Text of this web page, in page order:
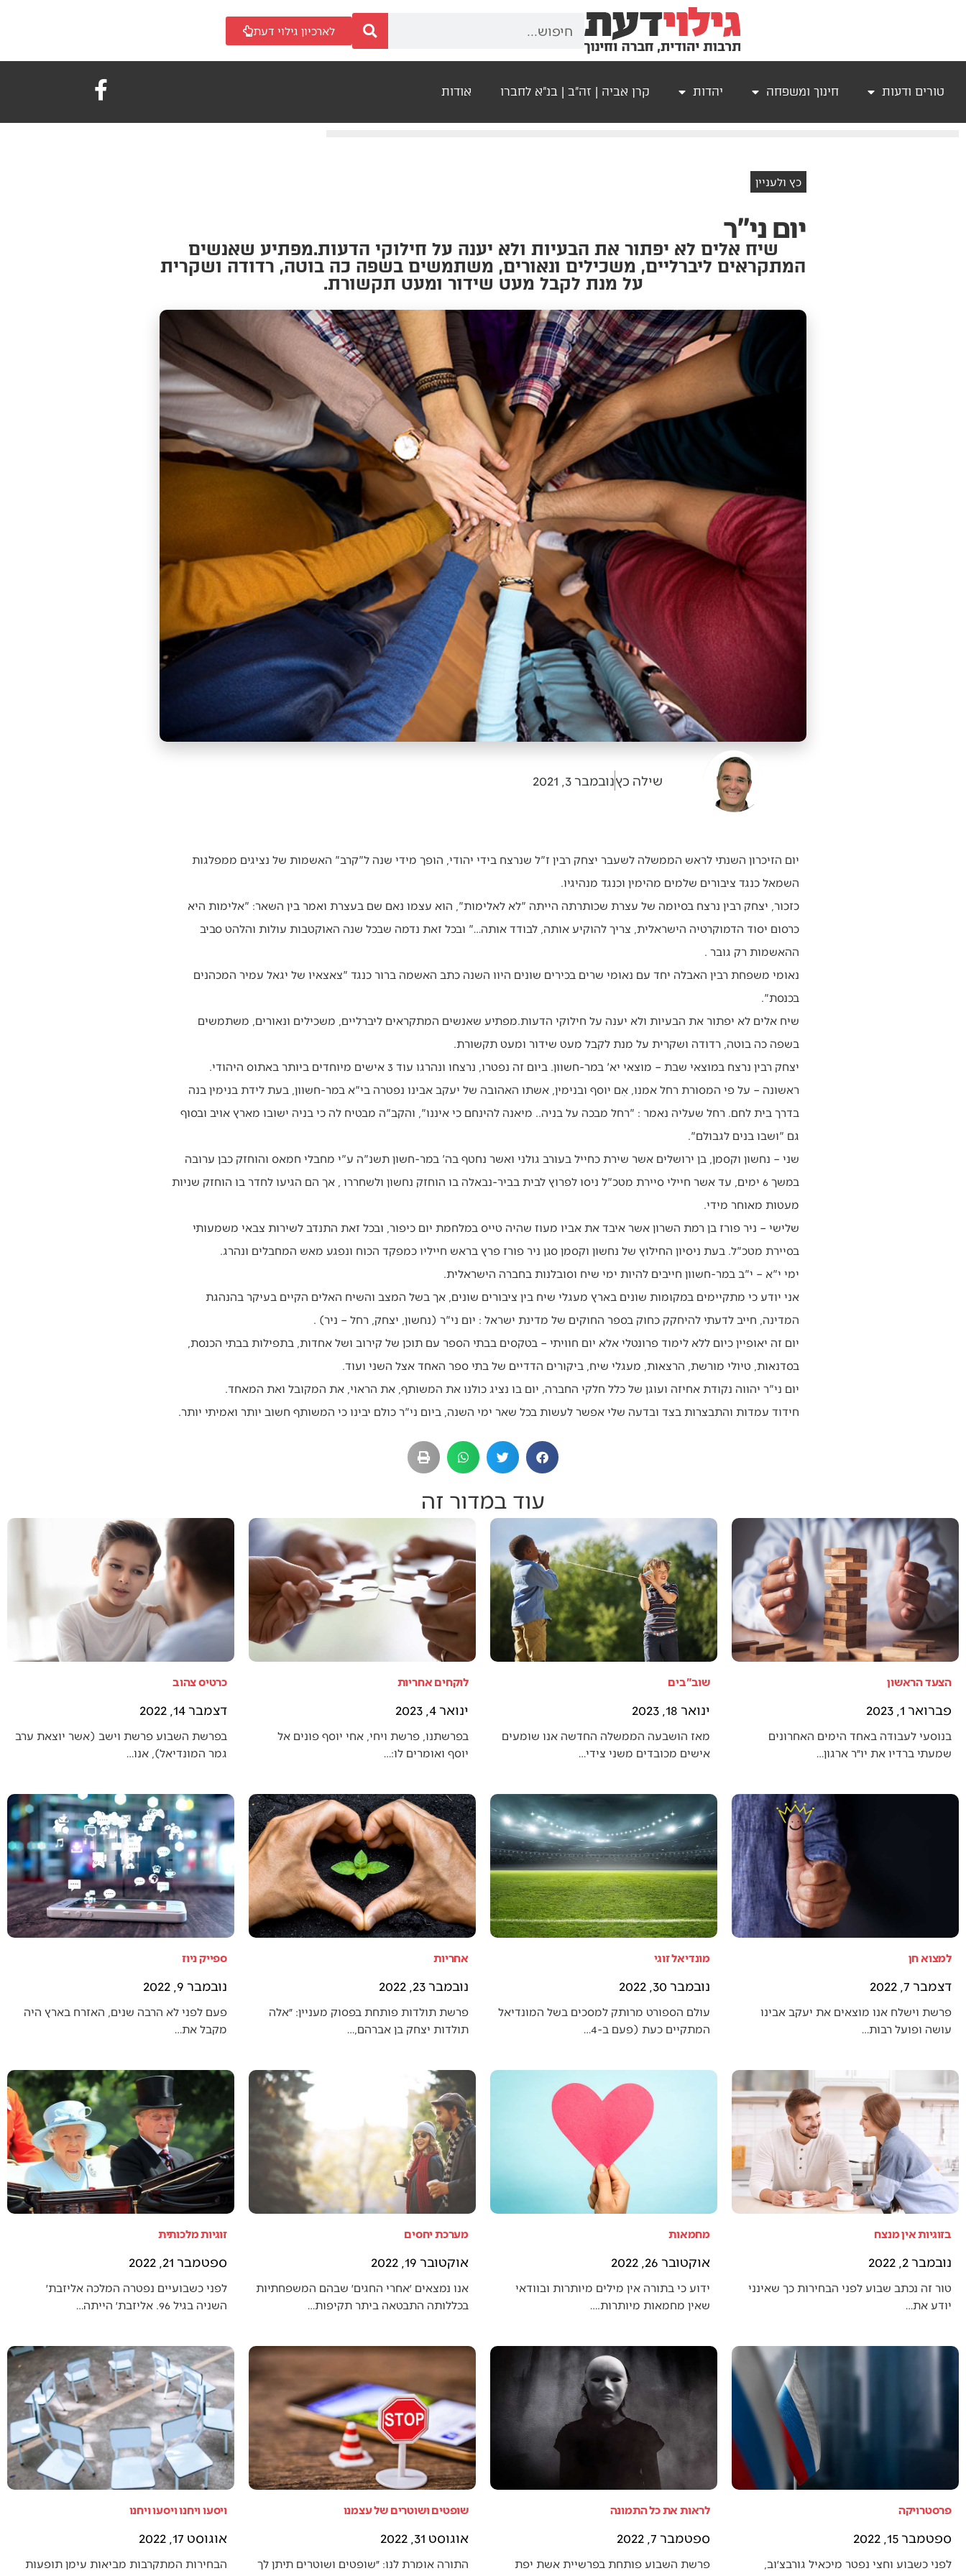
לארכיון גילוי דעת
טורים ודעות חינוך ומשפחה יהדות קרן אביה | זה"ב | בנ"א לחברו אודות
כץ ולעניין
יום ני"ר
שיח אלים לא יפתור את הבעיות ולא יענה על חילוקי הדעות.מפתיע שאנשים
המתקראים ליברליים, משכילים ונאורים, משתמשים בשפה כה בוטה, רדודה ושקרית
על מנת לקבל מעט שידור ומעט תקשורת.
שילה כץנובמבר 3, 2021
יום הזיכרון השנתי לראש הממשלה לשעבר יצחק רבין ז"ל שנרצח בידי יהודי, הופך מידי שנה ל"קרב" האשמות של נציגים ממפלגות
השמאל כנגד ציבורים שלמים מהימין וכנגד מנהיגיו.
כזכור, יצחק רבין נרצח בסיומה של עצרת שכותרתה הייתה "לא לאלימות", הוא עצמו נאם שם בעצרת ואמר בין השאר: "אלימות היא
כרסום יסוד הדמוקרטיה הישראלית, צריך להוקיע אותה, לבודד אותה…" ובכל זאת נדמה שבכל שנה האוקטבות עולות והלהט סביב
ההאשמות רק גובר .
נאומי משפחת רבין האבלה יחד עם נאומי שרים בכירים שונים היוו השנה כתב האשמה ברור כנגד "צאצאיו של יגאל עמיר המכהנים
בכנסת".
שיח אלים לא יפתור את הבעיות ולא יענה על חילוקי הדעות.מפתיע שאנשים המתקראים ליברליים, משכילים ונאורים, משתמשים
בשפה כה בוטה, רדודה ושקרית על מנת לקבל מעט שידור ומעט תקשורת.
יצחק רבין נרצח במוצאי שבת – מוצאי יא' במר-חשוון. ביום זה נפטרו, נרצחו ונהרגו עוד 3 אישים מיוחדים ביותר באתוס היהודי.
ראשונה – על פי המסורת רחל אמנו, אֵם יוסף ובנימין, אשתו האהובה של יעקב אבינו נפטרה בי"א במר-חשוון, בעת לידת בנימין בנה
בדרך בית לחם. רחל שעליה נאמר : "רחל מבכה על בניה.. מיאנה להינחם כי איננו", והקב"ה מבטיח לה כי בניה ישובו מארץ אויב ובסוף
גם "ושבו בנים לגבולם".
שני – נחשון וקסמן, בן ירושלים אשר שירת כחייל בעורב גולני ואשר נחטף בה' במר-חשון תשנ"ה ע"י מחבלי חמאס והוחזק כבן ערובה
במשך 6 ימים, עד אשר חיילי סיירת מטכ"ל ניסו לפרוץ לבית בביר-נבאלה בו הוחזק נחשון ולשחררו , אך הם הגיעו לחדר בו הוחזק שניות
מעטות מאוחר מידי.
שלישי – ניר פורז בן רמת השרון אשר איבד את אביו מעוז שהיה טייס במלחמת יום כיפור, ובכל זאת התנדב לשירות צבאי משמעותי
בסיירת מטכ"ל. בעת ניסיון החילוץ של נחשון וקסמן סגן ניר פורז פרץ בראש חייליו כמפקד הכוח ונפגע מאש המחבלים ונהרג.
ימי י"א – י"ב במר-חשוון חייבים להיות ימי שיח וסובלנות בחברה הישראלית.
אני יודע כי מתקיימים במקומות שונים בארץ מעגלי שיח בין ציבורים שונים, אך בשל המצב והשיח האלים הקיים בעיקר בהנהגת
המדינה, חייב לדעתי להיחקק כחוק בספר החוקים של מדינת ישראל : יום ני"ר (נחשון, יצחק, רחל – ניר) .
יום זה יאופיין כיום ללא לימוד פרונטלי אלא יום חוויתי – בטקסים בבתי הספר עם תוכן של קירוב ושל אחדות, בתפילות בבתי הכנסת,
בסדנאות, טיולי מורשת, הרצאות, מעגלי שיח, ביקורים הדדיים של בתי ספר האחד אצל השני ועוד.
יום ני"ר יהווה נקודת אחיזה ועוגן של כלל חלקי החברה, יום בו נציג כולנו את המשותף, את הראוי, את המקובל ואת המאחד.
חידוד עמדות והתבצרות בצד ובדעה שלי אפשר לעשות בכל שאר ימי השנה, ביום ני"ר כולם יבינו כי המשותף חשוב יותר ואמיתי יותר.
עוד במדור זה
הצעד הראשון
פברואר 1, 2023
בנוסעי לעבודה באחד הימים האחרונים
שמעתי ברדיו את יו״ר ארגון…
שוב"בים
ינואר 18, 2023
מאז הושבעה הממשלה החדשה אנו שומעים
אישים מכובדים משני צידי…
לוקחים אחריות
ינואר 4, 2023
בפרשתנו, פרשת ויחי, אחי יוסף פונים אל
יוסף ואומרים לו:…
כרטיס צהוב
דצמבר 14, 2022
בפרשת השבוע פרשת וישב (אשר יוצאת ערב
גמר המונדיאל), אנו…
למצוא חן
דצמבר 7, 2022
פרשת וישלח אנו מוצאים את יעקב אבינו
עושה ופועל רבות…
מונדיאל זוגי
נובמבר 30, 2022
עולם הספורט מרותק למסכים בשל המונדיאל
המתקיים כעת (פעם ב-4…
אחריות
נובמבר 23, 2022
פרשת תולדות פותחת בפסוק מעניין: ״אלה
תולדות יצחק בן אברהם,…
ספייק ניוז
נובמבר 9, 2022
פעם לפני לא הרבה שנים, האזרח בארץ היה
מקבל את…
בזוגיות אין מנצח
נובמבר 2, 2022
טור זה נכתב שבוע לפני הבחירות כך שאינני
יודע את…
מחמאות
אוקטובר 26, 2022
ידוע כי בתורה אין מילים מיותרות ובוודאי
שאין מחמאות מיותרות.…
מערכת יחסים
אוקטובר 19, 2022
אנו נמצאים ׳אחרי החגים׳ שבהם המשפחתיות
בכללותה התבטאה ביתר תקיפות…
זוגיות מלכותית
ספטמבר 21, 2022
לפני כשבועיים נפטרה המלכה אליזבת׳
השניה בגיל 96. אליזבת׳ הייתה…
פרסטרויקה
ספטמבר 15, 2022
לפני כשבוע וחצי נפטר מיכאיל גורבצ׳וב,
לראות את כל התמונה
ספטמבר 7, 2022
פרשת השבוע פותחת בפרשיית אשת יפת
שופטים ושוטרים של עצמנו
אוגוסט 31, 2022
התורה אומרת לנו: ״שופטים ושוטרים תיתן לך
ויסעו ויחנו ויסעו ויחנו
אוגוסט 17, 2022
הבחירות המתקרבות מביאות עימן תופעות